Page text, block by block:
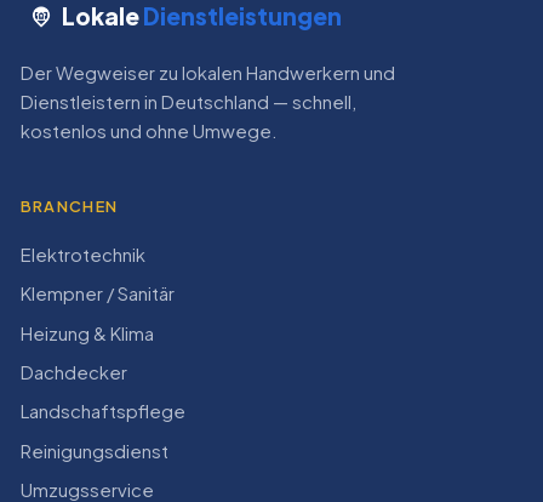
LokaleDienstleistungen
Der Wegweiser zu lokalen Handwerkern und
Dienstleistern in Deutschland — schnell,
kostenlos und ohne Umwege.
BRANCHEN
Elektrotechnik
Klempner / Sanitär
Heizung & Klima
Dachdecker
Landschaftspflege
Reinigungsdienst
Umzugsservice